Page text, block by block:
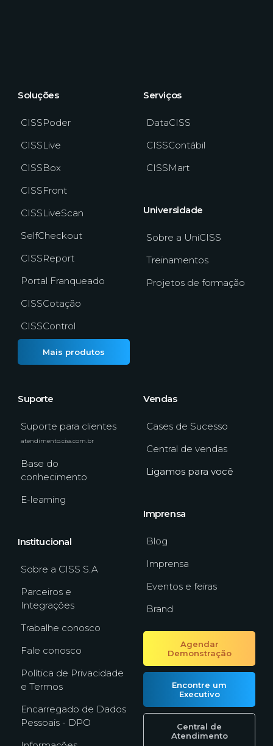
Soluções
CISSPoder
CISSLive
CISSBox
CISSFront
CISSLiveScan
SelfCheckout
CISSReport
Portal Franqueado
CISSCotação
CISSControl
Mais produtos
Serviços
DataCISS
CISSContábil
CISSMart
Universidade
Sobre a UniCISS
Treinamentos
Projetos de formação
Suporte
Suporte para clientes
atendimento.ciss.com.br
Base do
conhecimento
E-learning
Institucional
Sobre a CISS S.A
Parceiros e
Integrações
Trabalhe conosco
Fale conosco
Política de Privacidade
e Termos
Encarregado de Dados
Pessoais - DPO
Vendas
Cases de Sucesso
Central de vendas
Ligamos para você
Imprensa
Blog
Imprensa
Eventos e feiras
Brand
Agendar
Demonstração
Encontre um
Executivo
Central de
Atendimento